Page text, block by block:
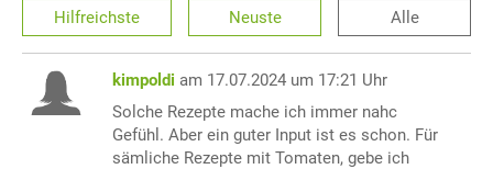
Hilfreichste Neuste Alle
kimpoldi am 17.07.2024 um 17:21 Uhr
Solche Rezepte mache ich immer nahc
Gefühl. Aber ein guter Input ist es schon. Für
sämliche Rezepte mit Tomaten, gebe ich